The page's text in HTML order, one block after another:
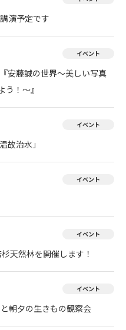
演予定です
イベント
安藤誠の世界～美しい写真
！～』
イベント
故治水」
イベント
イベント
天然林を開催します！
イベント
朝夕の生きもの観察会